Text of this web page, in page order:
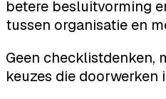
betere besluitvorming
tussen organisatie en
Geen checklistdenken,
keuzes die doorwerken